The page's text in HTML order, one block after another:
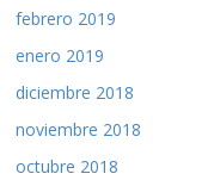
febrero 2019
enero 2019
diciembre 2018
noviembre 2018
octubre 2018